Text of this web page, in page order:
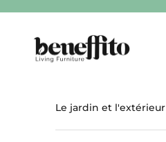
beneffito.com
Le jardin et l'extérieur